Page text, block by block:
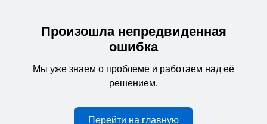
Произошла непредвиденная
ошибка
Мы уже знаем о проблеме и работаем над её
решением.
Перейти на главную